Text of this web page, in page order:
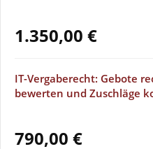
1.350,00 €
IT-Vergaberecht: Gebote
bewerten und Zuschläge
790,00 €